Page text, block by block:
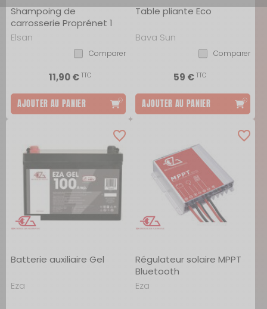
Shampoing de
carrosserie Proprénet 1
litre
Elsan
Comparer
11,90 €TTC
AJOUTER AU PANIER
Table pliante Eco
Baya Sun
Comparer
59 €TTC
AJOUTER AU PANIER
Batterie auxiliaire Gel
Eza
Régulateur solaire MPPT
Bluetooth
Eza